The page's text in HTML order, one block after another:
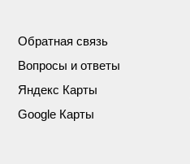
Обратная связь
Вопросы и ответы
Яндекс Карты
Google Карты